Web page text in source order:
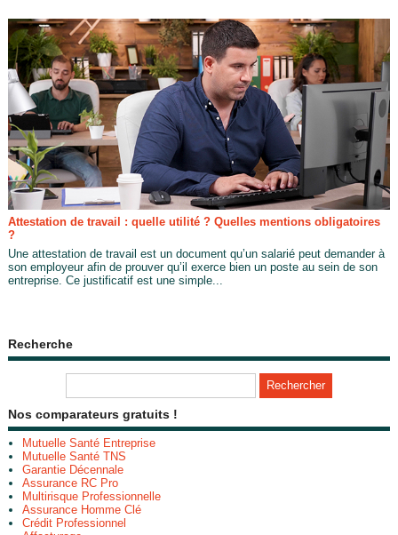
Attestation de travail : quelle utilité ? Quelles mentions obligatoires
?
Une attestation de travail est un document qu’un salarié peut demander à
son employeur afin de prouver qu’il exerce bien un poste au sein de son
entreprise. Ce justificatif est une simple...
Recherche
Nos comparateurs gratuits !
Mutuelle Santé Entreprise
Mutuelle Santé TNS
Garantie Décennale
Assurance RC Pro
Multirisque Professionnelle
Assurance Homme Clé
Crédit Professionnel